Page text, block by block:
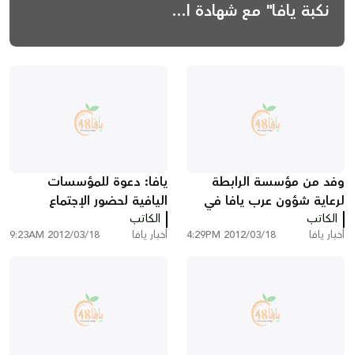
نكبة يافا" مع شهادة ا...
وفد من مؤسسة الرابطة
لرعاية شؤون عرب يافا في
زيارة خاصة للعاصمة الأردنية
"عمان"
الكاتب
أخبار يافا 2012/03/18 4:29PM
يافا: دعوة للمؤسسات
اليافية لحضور الإجتماع
التحضيري الثاني لبحث
موضوع مسيرة وتظاهرة يوم
الكاتب
أخبار يافا 2012/03/18 9:23AM